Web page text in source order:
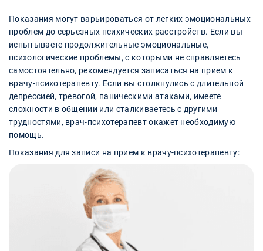
Показания могут варьироваться от легких эмоциональных
проблем до серьезных психических расстройств. Если вы
испытываете продолжительные эмоциональные,
психологические проблемы, с которыми не справляетесь
самостоятельно, рекомендуется записаться на прием к
врачу-психотерапевту. Если вы столкнулись с длительной
депрессией, тревогой, паническими атаками, имеете
сложности в общении или сталкиваетесь с другими
трудностями, врач-психотерапевт окажет необходимую
помощь.
Показания для записи на прием к врачу-психотерапевту: